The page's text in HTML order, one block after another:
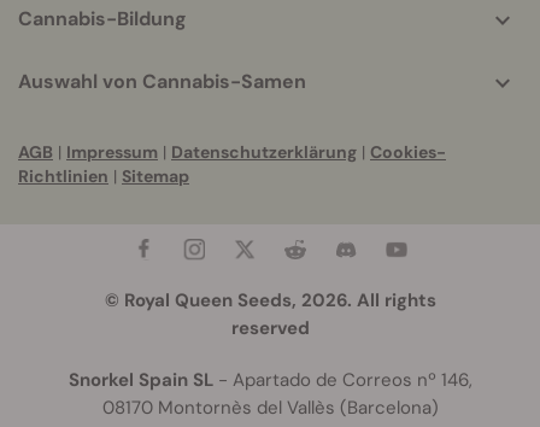
Cannabis-Bildung
Auswahl von Cannabis-Samen
AGB | Impressum | Datenschutzerklärung | Cookies-
Richtlinien | Sitemap
© Royal Queen Seeds, 2026. All rights
reserved
Snorkel Spain SL- Apartado de Correos nº 146,
08170 Montornès del Vallès (Barcelona)